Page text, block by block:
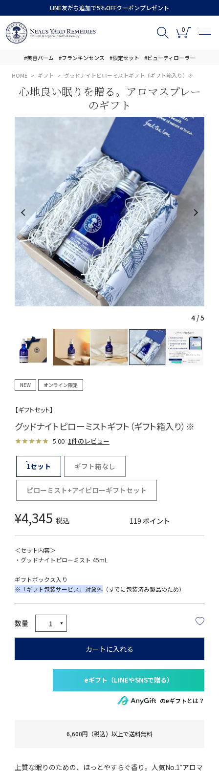
LINE友だち追加で5％OFFクーポンプレゼント
0
#美容バーム #フランキンセンス #限定セット #ビューティローラー
HOME ギフト グッドナイトピローミストギフト（ギフト箱入り）※
心地良い眠りを贈る。アロマスプレー
のギフト
4/5
NEW オンライン限定
【ギフトセット】
グッドナイトピローミストギフト（ギフト箱入り）※
5.00 1件のレビュー
1セット ギフト箱なし
ピローミスト+アイピローギフトセット
¥4,345 税込 119 ポイント
＜セット内容＞
・グッドナイトピローミスト 45mL
ギフトボックス入り
※「ギフト包装サービス」対象外 （すでに包装済み製品のため）
カートに入れる
のeギフトとは？
6,600円（税込）以上で送料無料
上質な眠りのための、ほっとやすらぐ香り。人気No.1*アロマ